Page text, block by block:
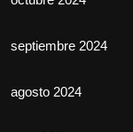
septiembre 2024
agosto 2024